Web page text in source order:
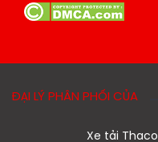
ĐẠI LÝ PHÂN PHỐI CỦA
Xe tải Thaco